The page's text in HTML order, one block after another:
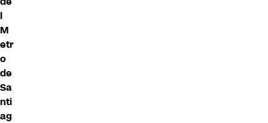
l
M
etr
o
de
Sa
nti
ag